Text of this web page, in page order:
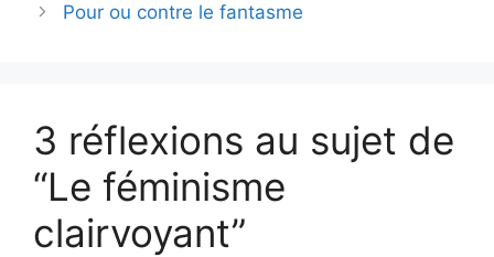
Pour ou contre le fantasme
3 réflexions au sujet de
“Le féminisme
clairvoyant”